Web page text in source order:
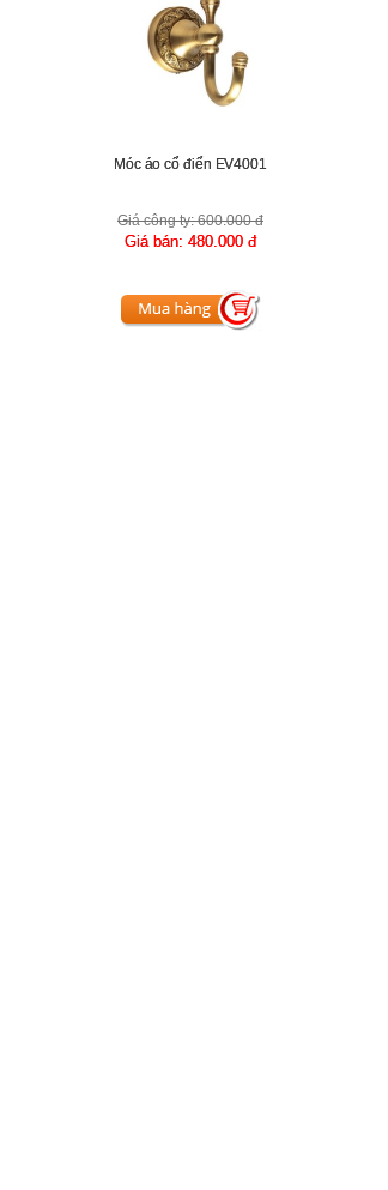
Móc áo cổ điển EV4001
Giá công ty:600.000 đ
Giá bán: 480.000 đ